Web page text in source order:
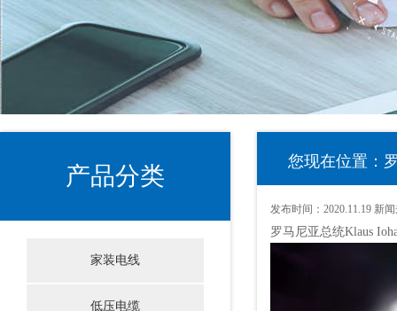
产品分类
家装电线
低压电缆
您现在位置：
发布时间： 2020.11.19 新
罗马尼亚总统Klaus